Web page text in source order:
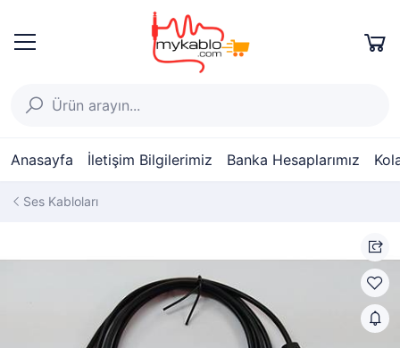
Anasayfa İletişim Bilgilerimiz Banka Hesaplarımız
Ses Kabloları